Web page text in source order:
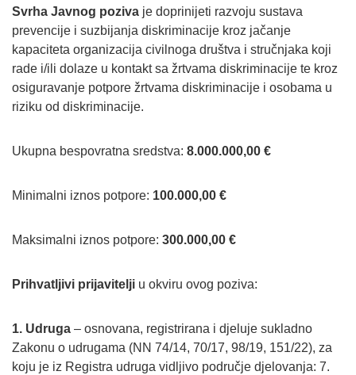
Svrha Javnog poziva je doprinijeti razvoju sustava
prevencije i suzbijanja diskriminacije kroz jačanje
kapaciteta organizacija civilnoga društva i stručnjaka koji
rade i/ili dolaze u kontakt sa žrtvama diskriminacije te kroz
osiguravanje potpore žrtvama diskriminacije i osobama u
riziku od diskriminacije.
Ukupna bespovratna sredstva: 8.000.000,00 €
Minimalni iznos potpore: 100.000,00 €
Maksimalni iznos potpore: 300.000,00 €
Prihvatljivi prijavitelji u okviru ovog poziva:
1. Udruga – osnovana, registrirana i djeluje sukladno
Zakonu o udrugama (NN 74/14, 70/17, 98/19, 151/22), za
koju je iz Registra udruga vidljivo područje djelovanja: 7.